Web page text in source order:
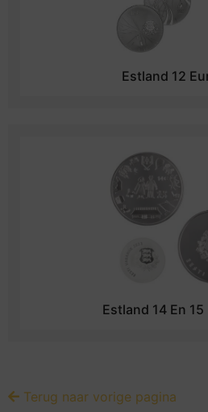
Estland 12
Estland 14 En 15
Terug naar vorige pagina